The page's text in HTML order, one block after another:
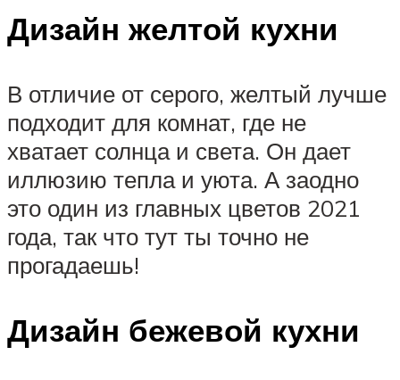
Дизайн желтой кухни
В отличие от серого, желтый лучше
подходит для комнат, где не
хватает солнца и света. Он дает
иллюзию тепла и уюта. А заодно
это один из главных цветов 2021
года, так что тут ты точно не
прогадаешь!
Дизайн бежевой кухни